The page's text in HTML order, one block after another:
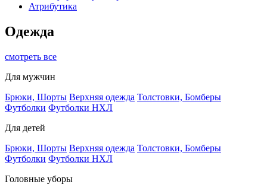
Атрибутика
Одежда
смотреть все
Для мужчин
Брюки, Шорты Верхняя одежда Толстовки, Бомберы
Футболки Футболки НХЛ
Для детей
Брюки, Шорты Верхняя одежда Толстовки, Бомберы
Футболки Футболки НХЛ
Головные уборы